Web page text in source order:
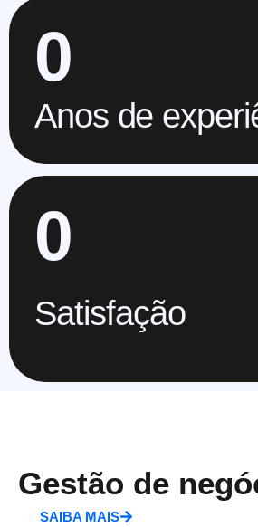
Anos de
0
Satisfação
0
Gestão de
SAIBA MAIS